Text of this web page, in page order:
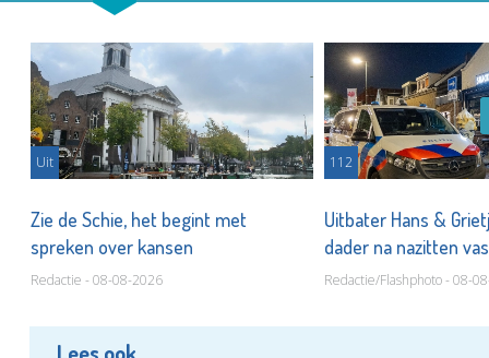
Uit
Zie de Schie, het begint met
spreken over kansen
Redactie - 08-08-2026
112
Uitbater Hans &
dader na nazitten
Redactie/Flashphoto - 08-
Lees ook